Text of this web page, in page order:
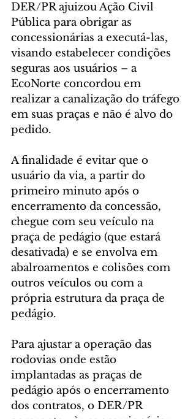
DER/PR ajuizou Ação Civil
Pública para obrigar as
concessionárias a executá-las,
visando estabelecer condições
seguras aos usuários – a
EcoNorte concordou em
realizar a canalização do tráfego
em suas praças e não é alvo do
pedido.
A finalidade é evitar que o
usuário da via, a partir do
primeiro minuto após o
encerramento da concessão,
chegue com seu veículo na
praça de pedágio (que estará
desativada) e se envolva em
abalroamentos e colisões com
outros veículos ou com a
própria estrutura da praça de
pedágio.
Para ajustar a operação das
rodovias onde estão
implantadas as praças de
pedágio após o encerramento
dos contratos, o DER/PR